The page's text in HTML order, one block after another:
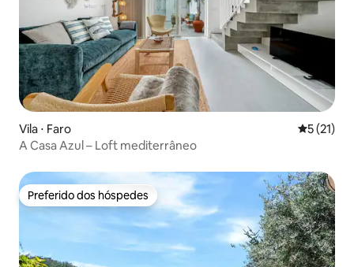
Vila ⋅ Faro 5 de uma
5 (21)
A Casa Azul – Loft mediterrâneo
Preferido dos hóspedes
Preferido dos hóspedes